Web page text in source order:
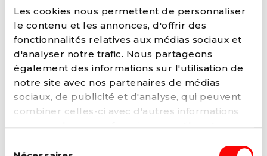
Les cookies nous permettent de personnaliser
le contenu et les annonces, d'offrir des
fonctionnalités relatives aux médias sociaux et
d'analyser notre trafic. Nous partageons
également des informations sur l'utilisation de
notre site avec nos partenaires de médias
sociaux, de publicité et d'analyse, qui peuvent
combiner celles-ci avec d'autres informations
les centres.
Plus de 300 pharmacies partenaires. Ces
dernières proposent la vaccination sur
rendez-vous un peu partout en Wallonie.
Auprès d’un médecin généraliste participant.
Les médecins généralistes partenaires
vaccinent également, sur rendez-vous, au
sein de leur cabinet médical ou à domicile.
généraliste.